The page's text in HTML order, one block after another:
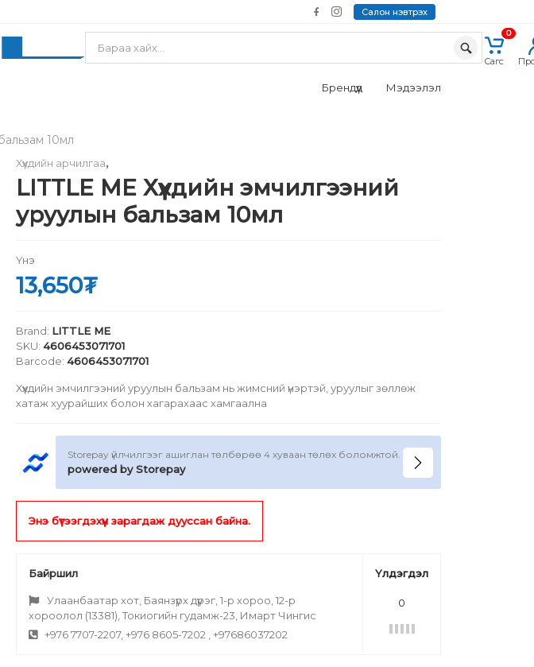
Салон нэвтрэх
0
Cагс
Брендүүд Мэдээлэл
10мл
Хүүхдийн арчилгаа,
LITTLE ME Хүүхдийн эмчилгээний
уруулын бальзам 10мл
Үнэ
13,650₮
Brand: LITTLE ME
SKU: 4606453071701
Barcode: 4606453071701
Хүүхдийн эмчилгээний уруулын бальзам нь жимсний үнэртэй, уруулыг зөллөж
хатаж хуурайших болон хагарахаас хамгаална
Storepay үйлчилгээг ашиглан төлбөрөө 4 хуваан төлөх боломжтой.
powered by Storepay
Энэ бүтээгдэхүүн зарагдаж дууссан байна.
Байршил
Улаанбаатар хот, Баянзүрх дүүрэг, 1-р хороо, 12-р
хороолол (13381), Токиогийн гудамж-23, Имарт Чингис
+976 7707-2207, +976 8605-7202 , +97686037202
Үлдэгдэл
0